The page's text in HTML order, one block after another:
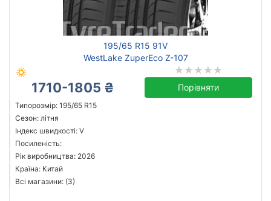
195/65 R15 91V
WestLake ZuperEco Z-107
1710-1805 ₴ Порівняти
Типорозмір: 195/65 R15
Сезон: літня
Індекс швидкості: V
Посиленість:
Рік виробництва: 2026
Країна: Китай
Всі магазини: (3)